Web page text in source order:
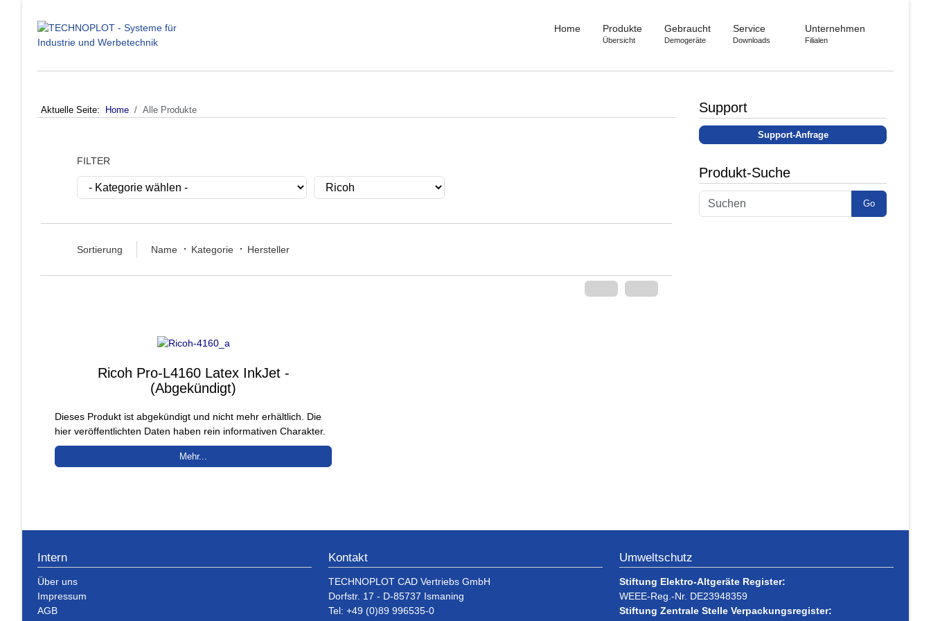
Home Produkte
Übersicht
Gebraucht
Demogeräte
Service
Downloads
Unternehmen
Filialen
Aktuelle Seite: Home Alle Produkte
FILTER
Sortierung Name Kategorie Hersteller
Ricoh Pro-L4160 Latex InkJet -
(Abgekündigt)
Dieses Produkt ist abgekündigt und nicht mehr erhältlich. Die
hier veröffentlichten Daten haben rein informativen Charakter.
Mehr...
Support
Support-Anfrage
Produkt-Suche
Go
Intern
Über uns
Impressum
AGB
Kontakt
TECHNOPLOT CAD Vertriebs GmbH
Dorfstr. 17 - D-85737 Ismaning
Tel: +49 (0)89 996535-0
Umweltschutz
Stiftung Elektro-Altgeräte Register:
WEEE-Reg.-Nr. DE23948359
Stiftung Zentrale Stelle Verpackungsregister: